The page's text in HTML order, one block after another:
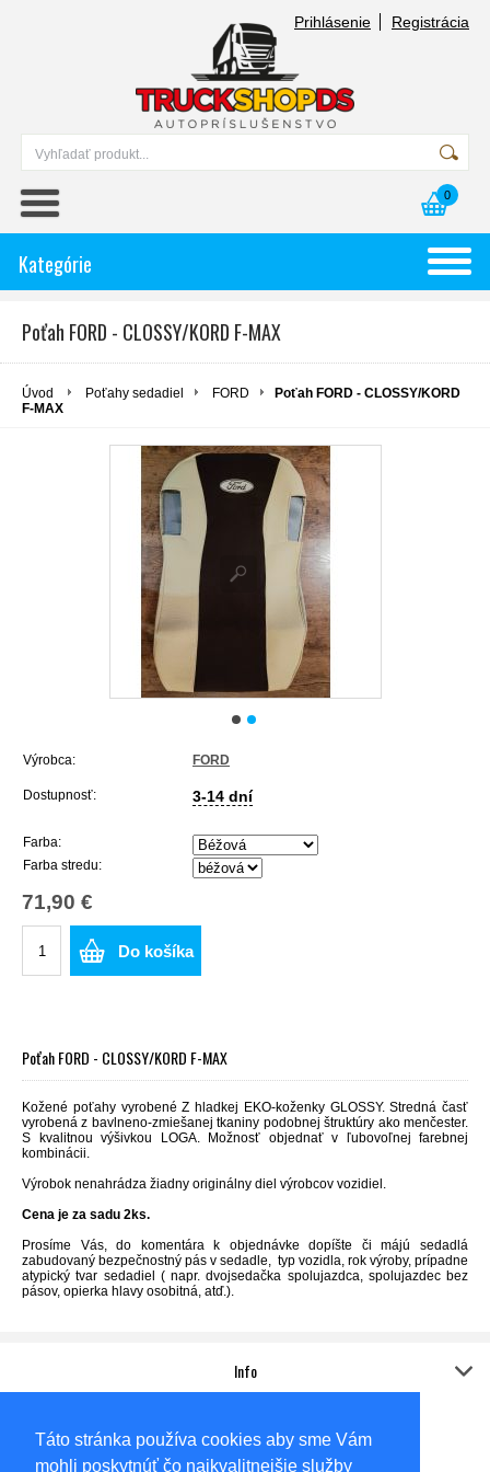
Táto stránka používa cookies aby sme Vám
mohli poskytnúť čo najkvalitnejšie služby
Prihlásenie Registrácia
0
Kategórie
Poťah FORD - CLOSSY/KORD F-MAX
Úvod Poťahy sedadiel FORD
Poťah FORD - CLOSSY/KORD
F-MAX
Výrobca: FORD
Dostupnosť: 3-14 dní
Farba:
Farba stredu:
71,90 €
Do košíka
Poťah FORD - CLOSSY/KORD F-MAX
Kožené poťahy vyrobené Z hladkej EKO-koženky GLOSSY. Stredná časť
vyrobená z bavlneno-zmiešanej tkaniny podobnej štruktúry akomenčester.
S kvalitnou výšivkou LOGA. Možnosť objednať v ľubovoľnej farebnej
kombinácii.
Výrobok nenahrádza žiadny originálny diel výrobcov vozidiel.
Cena je za sadu 2ks.
Prosíme Vás, do komentára k objednávke dopíšte či májú sedadlá
zabudovaný bezpečnostný pás v sedadle, typ vozidla, rok výroby, prípadne
atypický tvar sedadiel ( napr. dvojsedačka spolujazdca, spolujazdec bez
pásov, opierka hlavy osobitná, atď.).
Info
Sídlo
AUTO-KOVO,s.r.o.